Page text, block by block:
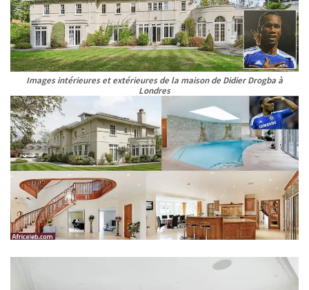
Images intérieures et extérieures de la maison de Didier Drogba à
Londres